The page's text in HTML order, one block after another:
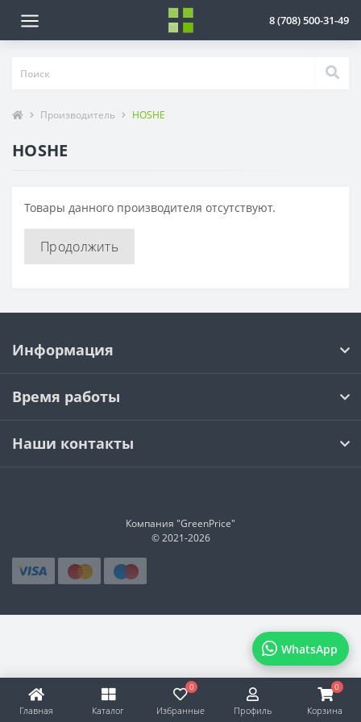
8 (708) 500-31-49
Главная Каталог
0
Избранные Профиль
0
Корзина
Производитель HOSHE
HOSHE
Товары данного производителя отсутствуют.
Продолжить
WhatsApp
Информация
Время работы
Наши контакты
Компания "GreenPrice"
© 2021-2026